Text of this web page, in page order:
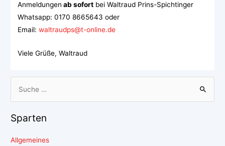
Anmeldungen ab sofortbei Waltraud Prins-Spichtinger
Whatsapp: 0170 8665643 oder
Email: waltraudps@t-online.de
Viele Grüße, Waltraud
Sparten
Allgemeines